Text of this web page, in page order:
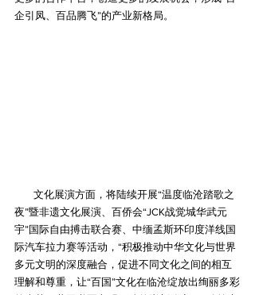
企引凤、百品腾飞”的产业新格局。
文化展演方面，将陆续开展“温度临沧踏歌之
夜”暨非遗文化展演、百侨会“JCK战觉城华武元
宇”国际自由搏击联合赛、中缅孟斯环印度洋线国
际汽车拉力赛等活动，“积极推动中华文化与世界
多元文明的深度融合，促进不同文化之间的相互
理解和尊重，让“百国”文化在临沧绽放出绚丽多彩